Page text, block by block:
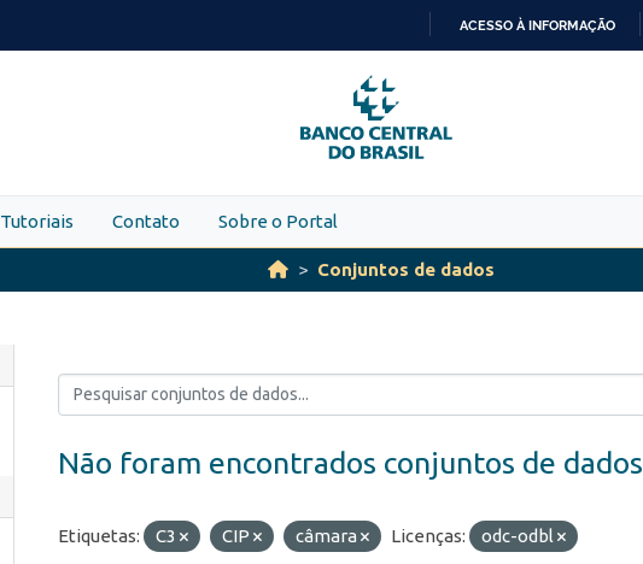
PARA
O
CONTEÚDO
ACESSO À INFORMAÇÃO
Tutoriais Contato Sobre o Portal
Conjuntos de dados
Não foram encontrados conjuntos de dados
Etiquetas: C3 CIP câmara Licenças: odc-odbl